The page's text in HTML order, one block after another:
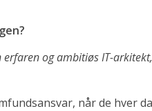
erfaren og ambitiøs IT-
når de